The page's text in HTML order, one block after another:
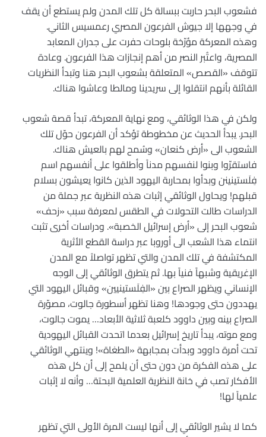
فشعوب البحر حاربت ببسالة كل تلك المدن ولم يستطع أن يقف
في وجهها إلا جيوش الفرعون المصري رعمسيس الثاني.
وهذه المعركة مؤرّخة بلوحات حفرت على جدران المعابد
المصرية، واعتُبر النصر من أهم إنجازات هذا الفرعون. وعادة
تتوقف «القصص» المتعلقة بشعوب البحر هنا وتبدأ النظريات
القائلة بأنهم انتقلوا إلى سريدينا ومالطا وعاشوا هناك.
ولكن في هذا الوثائقي، ومع نهاية المعركة، تبدأ قصة شعوب
البحر. يبدأ الحديث عن مخطوطة تؤكد أن الفرعون حوّل تلك
الشعوب الى «أرض كنعان» وسُمح لهم بالعيش هناك.
فاستقرّوا وبنوا لنفسهم مدناً وأطلقوا على أنفسهم اسم
فِلَستينينن وبدأوا بمحاربة اليهود الذين كانوا يعيشون بسلام
قبلهم! ويحاول الوثائقي إثبات هذه النظرية عبر جملة من
الدراسات طالت التحولات في الطقس لمعرفة سبب «زحف»
شعوب البحر إلى «أرض إسرائيل الخصبة». ودراسات أخرى تثبت
انتماء هذا الشعب الى أوروبا عبر دراسة القطع الأثرية
المكتشفة في تلك المدن والتي تظهر تواصلاً مع المدن
الإغريقية وشبهاً فنياً بها. ثم يتطرق الوثائقي إلى الوجه
الإنساني ويظهر الصراع بين «الفِلَستينيين» وقبائل اليهود التي
يهددون حتى وجودها! وهنا تظهر أسطورة جالوت، مصوّرة
الصراع بينه وبين داوود كلعبة ثلاثية الأبعاد… يموت جالوت،
ومع موته، يبدأ تاريخ إسرائيل بعدما اتحدت القبائل اليهودية
تحت أمرة داوود وبدأت بمجابهة «الطغاة»! وينتهي الوثائقي
على هذه الفكرة من دون حتى أن يلمح إلى أن كل هذه
الأفكار تصب في خانة النظرية العلمية البحتة… وأنه لا إثبات
علمياً لها!
كما لا يشير الوثائقي إلى أنها ليست المرة الأولى التي تظهر